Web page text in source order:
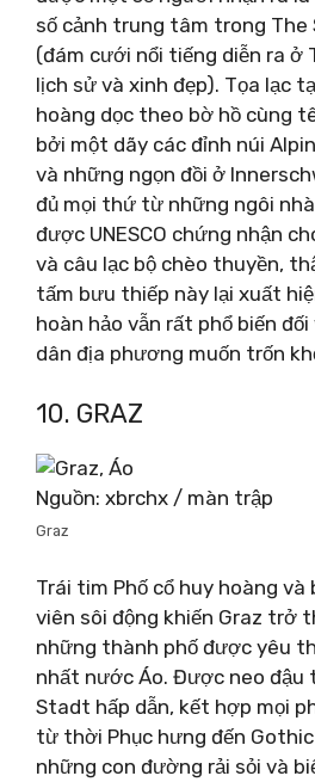
số cảnh trung tâm trong The
(đám cưới nổi tiếng diễn ra ở
lịch sử và xinh đẹp). Tọa lạc
hoàng dọc theo bờ hồ cùng
bởi một dãy các đỉnh núi
và những ngọn đồi ở
đủ mọi thứ từ những ngôi
được UNESCO chứng nhận
và câu lạc bộ chèo thuyền,
tấm bưu thiếp này lại xuất
hoàn hảo vẫn rất phổ biến
dân địa phương muốn trốn
10. GRAZ
Nguồn: xbrchx / màn trập
Graz
Trái tim Phố cổ huy hoàng và
viên sôi động khiến Graz trở
những thành phố được yêu
nhất nước Áo. Được neo đậu
Stadt hấp dẫn, kết hợp mọi
từ thời Phục hưng đến
những con đường rải sỏi và